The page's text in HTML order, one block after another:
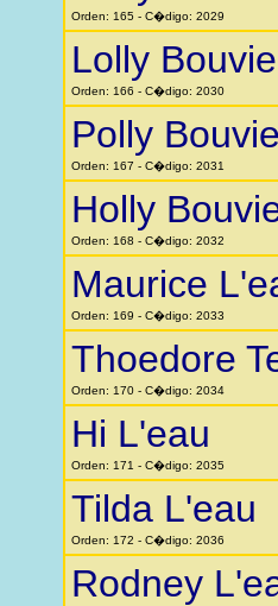
Orden: 165 - C�digo: 2029
Lolly
Orden: 166 - C�digo: 2030
Polly
Orden: 167 - C�digo: 2031
Holly
Orden: 168 - C�digo: 2032
Maurice
Orden: 169 - C�digo: 2033
Thoedore
Orden: 170 - C�digo: 2034
Hi L'eau
Orden: 171 - C�digo: 2035
Tilda L'eau
Orden: 172 - C�digo: 2036
Rodney